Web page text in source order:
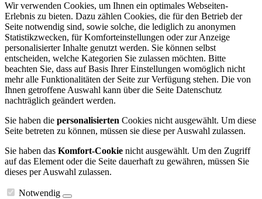
Wir verwenden Cookies, um Ihnen ein optimales Webseiten-
Erlebnis zu bieten. Dazu zählen Cookies, die für den Betrieb der
Seite notwendig sind, sowie solche, die lediglich zu anonymen
Statistikzwecken, für Komforteinstellungen oder zur Anzeige
personalisierter Inhalte genutzt werden. Sie können selbst
entscheiden, welche Kategorien Sie zulassen möchten. Bitte
beachten Sie, dass auf Basis Ihrer Einstellungen womöglich nicht
mehr alle Funktionalitäten der Seite zur Verfügung stehen. Die von
Ihnen getroffene Auswahl kann über die Seite Datenschutz
nachträglich geändert werden.
Sie haben die personalisierten Cookies nicht ausgewählt. Um diese
Seite betreten zu können, müssen sie diese per Auswahl zulassen.
Sie haben das Komfort-Cookie nicht ausgewählt. Um den Zugriff
auf das Element oder die Seite dauerhaft zu gewähren, müssen Sie
dieses per Auswahl zulassen.
Notwendig